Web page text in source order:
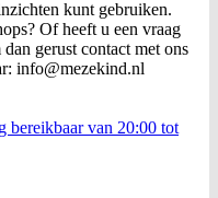
kunt gebruiken.
Of heeft u een vraag
gerust contact met ons
info@mezekind.nl
bereikbaar van 20:00 tot